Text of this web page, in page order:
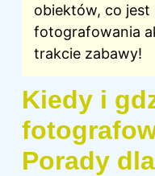
obiektów, co jest
fotografowania
trakcie zabawy!
Kiedy i
Porady